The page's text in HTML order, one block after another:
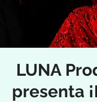
LUNA
presenta